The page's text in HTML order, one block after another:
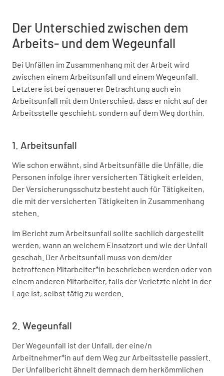
Der Unterschied zwischen dem
Arbeits- und dem Wegeunfall
Bei Unfällen im Zusammenhang mit der Arbeit wird
zwischen einem Arbeitsunfall und einem Wegeunfall.
Letztere ist bei genauerer Betrachtung auch ein
Arbeitsunfall mit dem Unterschied, dass er nicht auf der
Arbeitsstelle geschieht, sondern auf dem Weg dorthin.
1. Arbeitsunfall
Wie schon erwähnt, sind Arbeitsunfälle die Unfälle, die
Personen infolge ihrer versicherten Tätigkeit erleiden.
Der Versicherungsschutz besteht auch für Tätigkeiten,
die mit der versicherten Tätigkeiten in Zusammenhang
stehen.
Im Bericht zum Arbeitsunfall sollte sachlich dargestellt
werden, wann an welchem Einsatzort und wie der Unfall
geschah. Der Arbeitsunfall muss von dem/der
betroffenen Mitarbeiter*in beschrieben werden oder von
einem anderen Mitarbeiter, falls der Verletzte nicht in der
Lage ist, selbst tätig zu werden.
2. Wegeunfall
Der Wegeunfall ist der Unfall, der eine/n
Arbeitnehmer*in auf dem Weg zur Arbeitsstelle passiert.
Der Unfallbericht ähnelt demnach dem herkömmlichen